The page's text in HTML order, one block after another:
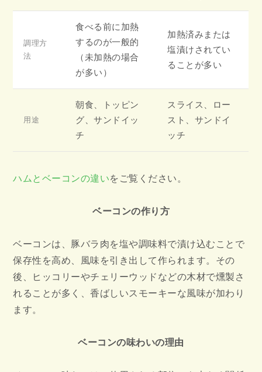
調理方
法
食べる前に加熱
するのが一般的
（未加熱の場合
が多い）
加熱済みまたは
塩漬けされてい
ることが多い
用途
朝食、トッピン
グ、サンドイッ
チ
スライス、ロー
スト、サンドイ
ッチ
ハムとベーコンの違いをご覧ください。
ベーコンの作り方
ベーコンは、豚バラ肉を塩や調味料で漬け込むことで
保存性を高め、風味を引き出して作られます。その
後、ヒッコリーやチェリーウッドなどの木材で燻製さ
れることが多く、香ばしいスモーキーな風味が加わり
ます。
ベーコンの味わいの理由